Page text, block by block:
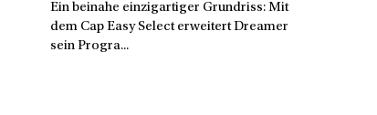
Ein beinahe einzigartiger Grundriss: Mit
dem Cap Easy Select erweitert Dreamer
sein Progra...